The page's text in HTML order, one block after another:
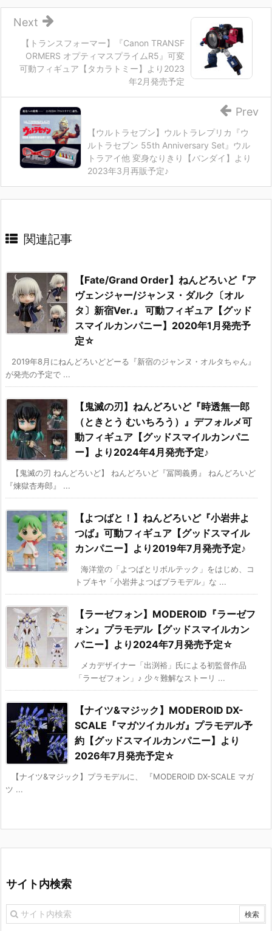
【トランスフォーマー】『Canon TRANSF
ORMERS オプティマスプライムR5』可変
可動フィギュア【タカラトミー】より2023
年2月発売予定
Next
【ウルトラセブン】ウルトラレプリカ『ウ
ルトラセブン 55th Anniversary Set』ウル
トラアイ他 変身なりきり【バンダイ】より
2023年3月再販予定♪
Prev
関連記事
【Fate/Grand Order】ねんどろいど『ア
ヴェンジャー/ジャンヌ・ダルク〔オル
タ〕新宿Ver.』 可動フィギュア【グッド
スマイルカンパニー】2020年1月発売予
定☆
2019年8月にねんどろいどどーる『新宿のジャンヌ・オルタちゃん』
が発売の予定で ...
【鬼滅の刃】ねんどろいど『時透無一郎
（ときとう むいちろう）』デフォルメ可
動フィギュア【グッドスマイルカンパニ
ー】より2024年4月発売予定♪
【鬼滅の刃 ねんどろいど】 ねんどろいど『冨岡義勇』 ねんどろいど
『煉獄杏寿郎』 ...
【よつばと！】ねんどろいど『小岩井よ
つば』可動フィギュア【グッドスマイル
カンパニー】より2019年7月発売予定♪
海洋堂の「よつばとリボルテック」をはじめ、コ
トブキヤ「小岩井よつばプラモデル」な ...
【ラーゼフォン】MODEROID『ラーゼフ
ォン』プラモデル【グッドスマイルカン
パニー】より2024年7月発売予定☆
メカデザイナー「出渕裕」氏による初監督作品
「ラーゼフォン」♪ 少々難解なストーリ ...
【ナイツ&マジック】MODEROID DX-
SCALE『マガツイカルガ』プラモデル予
約【グッドスマイルカンパニー】より
2026年7月発売予定☆
【ナイツ&マジック】プラモデルに、 『MODEROID DX-SCALE マガ
ツ ...
サイト内検索